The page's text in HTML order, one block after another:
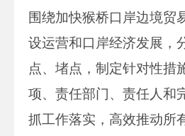
围绕加快猴桥口岸边境贸
设运营和口岸经济发展，
点、堵点，制定针对性措
项、责任部门、责任人和
抓工作落实，高效推动所